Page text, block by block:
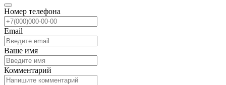
Номер телефона
Email
Ваше имя
Комментарий